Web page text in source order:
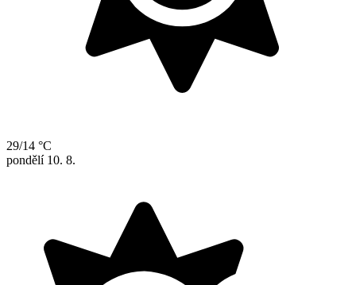
29/14 °C
pondělí 10. 8.